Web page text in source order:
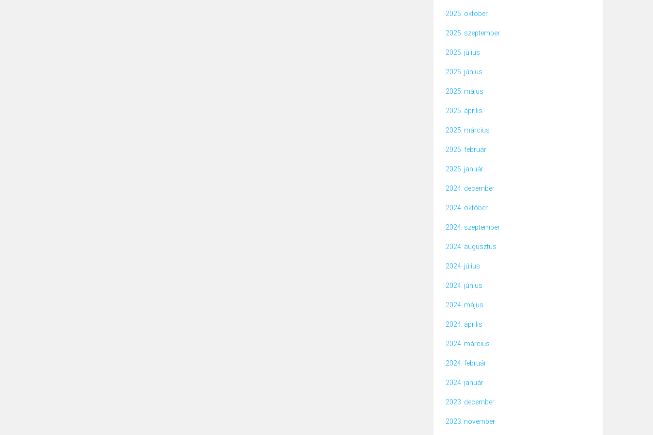
2025. október
2025. szeptember
2025. július
2025. június
2025. május
2025. április
2025. március
2025. február
2025. január
2024. december
2024. október
2024. szeptember
2024. augusztus
2024. július
2024. június
2024. május
2024. április
2024. március
2024. február
2024. január
2023. december
2023. november